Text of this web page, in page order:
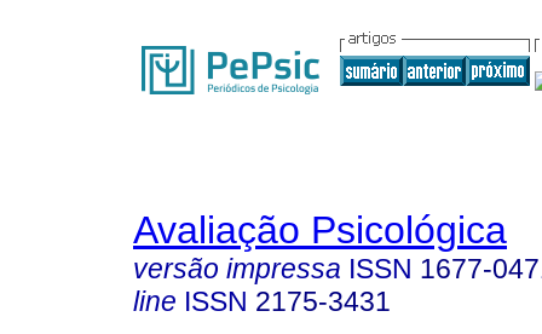
Avaliação Psicológica
versão impressa ISSN 1677-
line ISSN 2175-3431